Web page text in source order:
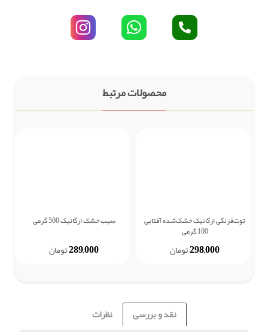
محصولات مرتبط
توت‌فرنگی ارگانیک خشک‌شده آفتابی
100 گرمی
298,000تومان
سیب خشک ارگانیک 500 گرمی
289,000تومان
نقد و بررسی نظرات